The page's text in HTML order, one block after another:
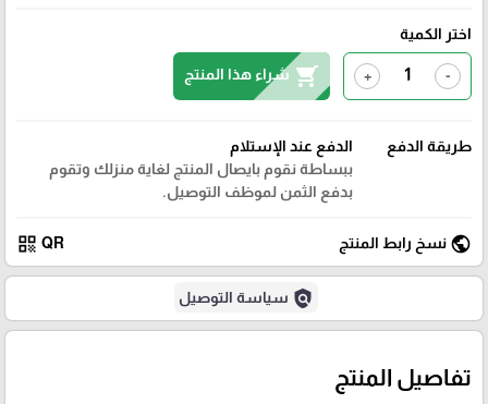
اختر الكمية
-
+
shopping_cart شراء هذا المنتج
طريقة الدفع
الدفع عند الإستلام
ببساطة نقوم بايصال المنتج لغاية منزلك وتقوم
بدفع الثمن لموظف التوصيل.
public نسخ رابط المنتج QR
qr_code
policy سياسة التوصيل
تفاصيل المنتج